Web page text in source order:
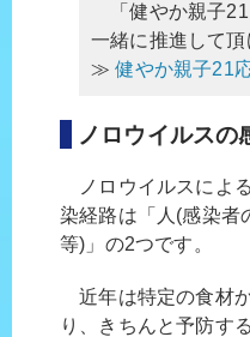
「健やか親子21
一緒に推進して
≫健やか親子21
ノロウイルスの
ノロウイルスによ
染経路は「人(感染者
等)」の2つです。
近年は特定の食材
り、きちんと予防す